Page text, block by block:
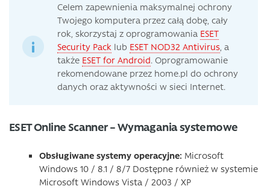
Celem zapewnienia maksymalnej ochrony
Twojego komputera przez całą dobę, cały
rok, skorzystaj z oprogramowania ESET
Security Pack lub ESET NOD32 Antivirus, a
także ESET for Android. Oprogramowanie
rekomendowane przez home.pl do ochrony
danych oraz aktywności w sieci Internet.
ESET Online Scanner – Wymagania systemowe
Obsługiwane systemy operacyjne: Microsoft
Windows 10 / 8.1 / 8/7 Dostępne również w systemie
Microsoft Windows Vista / 2003 / XP